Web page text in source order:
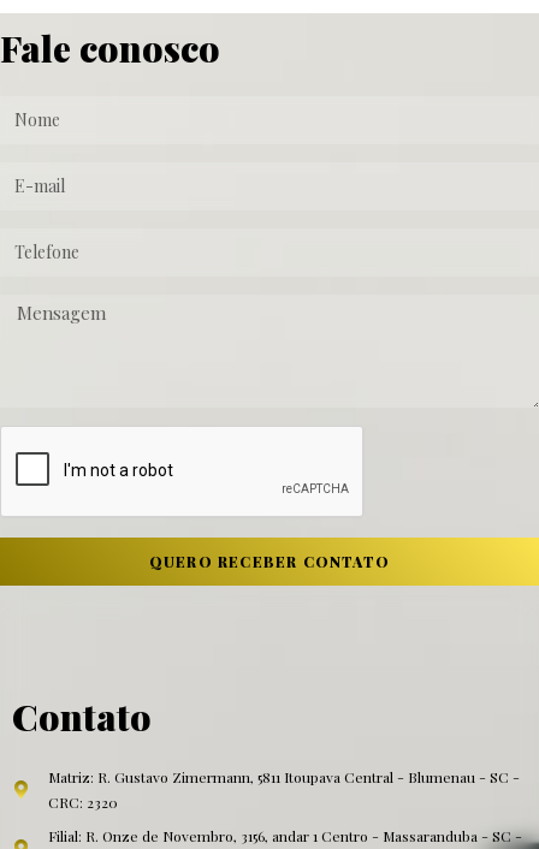
Contato
Matriz: R. Gustavo Zimermann, 5811 Itoupava Central - Blumenau - SC -
CRC: 2320
Filial: R. Onze de Novembro, 3156, andar 1 Centro - Massaranduba - SC -
Fale conosco
QUERO RECEBER CONTATO